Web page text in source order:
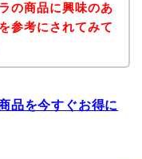
の商品に興味のあ
参考にされてみて
品を今すぐお得に